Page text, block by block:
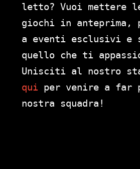
letto? Vuoi mettere
giochi in anteprima,
a eventi esclusivi e
quello che ti
Unisciti al nostro
qui per venire a far
nostra squadra!